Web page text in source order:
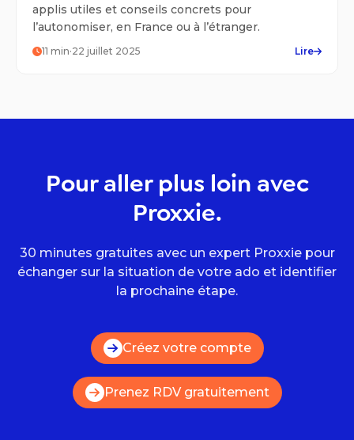
applis utiles et conseils concrets pour
l’autonomiser, en France ou à l’étranger.
11 min·22 juillet 2025 Lire
Pour aller plus loin avec
Proxxie.
30 minutes gratuites avec un expert Proxxie pour
échanger sur la situation de votre ado et identifier
la prochaine étape.
Créez votre compte
Prenez RDV gratuitement